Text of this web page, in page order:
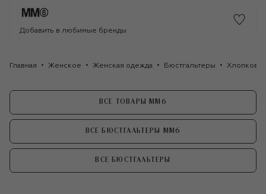
Добавить в любимые бренды
Главная Женское Женская одежда Бюстгальтеры
ВСЕ ТОВАРЫ MM6
ВСЕ БЮСТГАЛЬТЕРЫ MM6
ВСЕ БЮСТГАЛЬТЕРЫ